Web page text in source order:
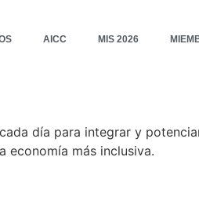
AICC MIS 2026
día para integrar y
economía más inclusiva.